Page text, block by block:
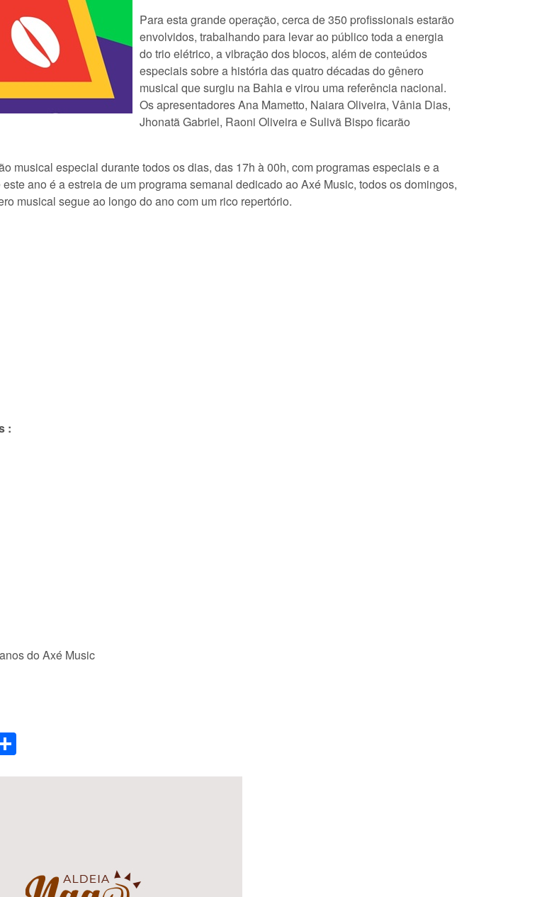
Para esta grande operação, cerca de 350 profissionais estarão
envolvidos, trabalhando para levar ao público toda a energia
do trio elétrico, a vibração dos blocos, além de conteúdos
especiais sobre a história das quatro décadas do gênero
musical que surgiu na Bahia e virou uma referência nacional.
Os apresentadores Ana Mametto, Naiara Oliveira, Vânia Dias,
Jhonatã Gabriel, Raoni Oliveira e Sulivã Bispo ficarão
musical especial durante todos os dias, das 17h à 00h, com programas especiais e a
ano é a estreia de um programa semanal dedicado ao Axé Music, todos os domingos,
musical segue ao longo do ano com um rico repertório.
:
do Axé Music